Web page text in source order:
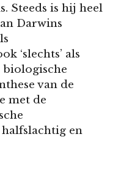
Steeds is hij heel
Darwins
‘slechts’ als
van de
met de
en